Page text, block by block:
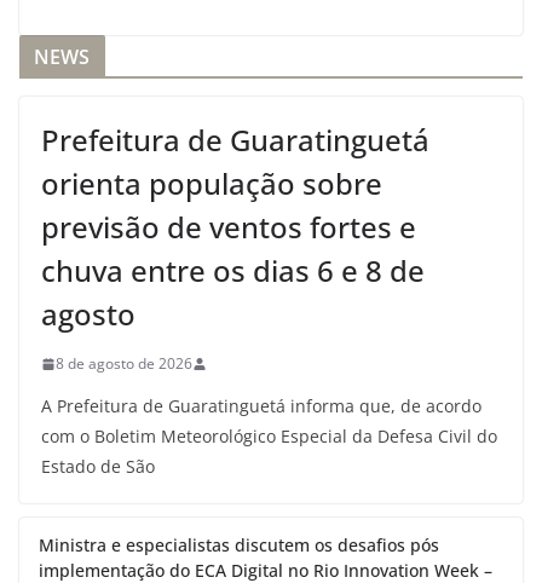
NEWS
Prefeitura de Guaratinguetá
orienta população sobre
previsão de ventos fortes e
chuva entre os dias 6 e 8 de
agosto
8 de agosto de 2026
A Prefeitura de Guaratinguetá informa que, de acordo
com o Boletim Meteorológico Especial da Defesa Civil do
Estado de São
Ministra e especialistas discutem os desafios pós
implementação do ECA Digital no Rio Innovation Week –